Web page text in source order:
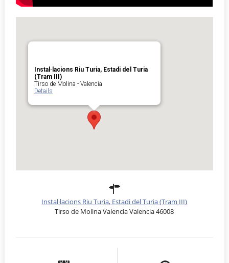
Instal·lacions Riu Turia, Estadi del Turia
(Tram III)
Tirso de Molina - Valencia
Details
Instal·lacions Riu Turia, Estadi del Turia (Tram III)
Tirso de Molina Valencia Valencia 46008